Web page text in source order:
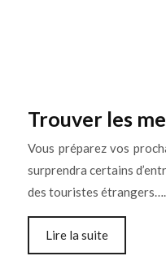
Trouver les
Vous préparez vos
surprendra certains
des touristes étrangers….
Lire la suite